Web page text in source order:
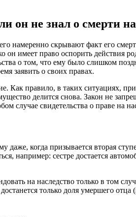
он не знал о смерти
намеренно скрывают факт его
имеет право оспорить действия
о том, что ему было слишком
заявить о своих правах.
Как правило, в таких ситуациях,
делится снова. Закон не
случае свидетельства о праве на
когда призывается вторая
например: сестре достается
на наследство только в том
только доля умершего отца